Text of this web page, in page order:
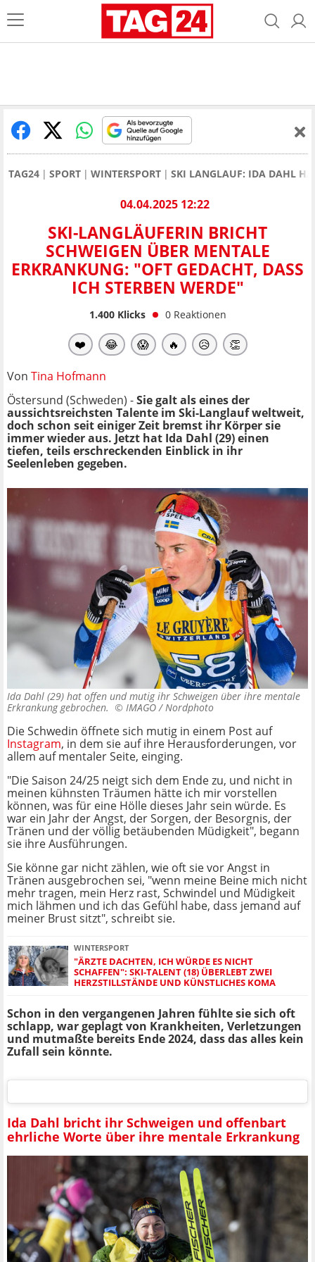
TAG24 SPORT WINTERSPORT SKI LANGLAUF: IDA DAHL
04.04.2025 12:22
SKI-LANGLÄUFERIN BRICHT
SCHWEIGEN ÜBER MENTALE
ERKRANKUNG: "OFT GEDACHT, DASS
ICH STERBEN WERDE"
1.400Klicks 0 Reaktionen
❤️ 😂 😱 🔥 😥 👏
Von Tina Hofmann
Östersund (Schweden) -Sie galt als eines der
aussichtsreichsten Talente im Ski-Langlauf weltweit,
doch schon seit einiger Zeit bremst ihr Körper sie
immer wieder aus. Jetzt hat Ida Dahl (29) einen
tiefen, teils erschreckenden Einblick in ihr
Seelenleben gegeben.
Ida Dahl (29) hat offen und mutig ihr Schweigen über ihre mentale
Erkrankung gebrochen. © IMAGO / Nordphoto
Die Schwedin öffnete sich mutig in einem Post auf
Instagram, in dem sie auf ihre Herausforderungen, vor
allem auf mentaler Seite, einging.
"Die Saison 24/25 neigt sich dem Ende zu, und nicht in
meinen kühnsten Träumen hätte ich mir vorstellen
können, was für eine Hölle dieses Jahr sein würde. Es
war ein Jahr der Angst, der Sorgen, der Besorgnis, der
Tränen und der völlig betäubenden Müdigkeit", begann
sie ihre Ausführungen.
Sie könne gar nicht zählen, wie oft sie vor Angst in
Tränen ausgebrochen sei, "wenn meine Beine mich nicht
mehr tragen, mein Herz rast, Schwindel und Müdigkeit
mich lähmen und ich das Gefühl habe, dass jemand auf
meiner Brust sitzt", schreibt sie.
WINTERSPORT
"ÄRZTE DACHTEN, ICH WÜRDE ES NICHT
SCHAFFEN": SKI-TALENT (18) ÜBERLEBT ZWEI
HERZSTILLSTÄNDE UND KÜNSTLICHES KOMA
Schon in den vergangenen Jahren fühlte sie sich oft
schlapp, war geplagt von Krankheiten, Verletzungen
und mutmaßte bereits Ende 2024, dass das alles kein
Zufall sein könnte.
Ida Dahl bricht ihr Schweigen und offenbart
ehrliche Worte über ihre mentale Erkrankung